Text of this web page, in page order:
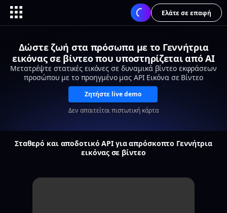
Ελάτε σε επαφή
Δώστε ζωή στα πρόσωπα με το Γεννήτρια
εικόνας σε βίντεο που υποστηρίζεται από AI
Μετατρέψτε στατικές εικόνες σε δυναμικά βίντεο εκφράσεων
προσώπου με το προηγμένο μας API Εικόνα σε Βίντεο
Ζητήστε live demo
Δεν απαιτείται πιστωτική κάρτα
Σταθερό και αποδοτικό API για απρόσκοπτο Γεννήτρια
εικόνας σε βίντεο